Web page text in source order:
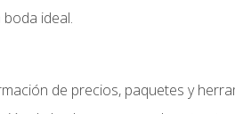
ideal.
de precios, paquetes y